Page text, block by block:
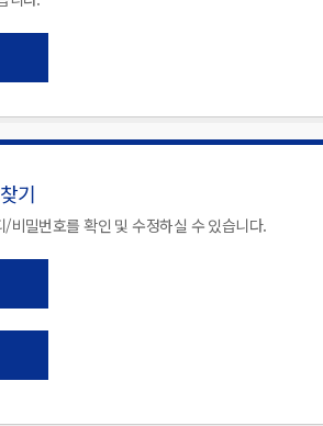
기
비밀번호를 확인 및 수정하실 수 있습니다.